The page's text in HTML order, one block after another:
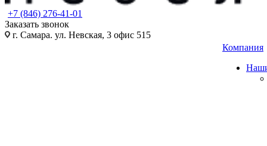
+7 (846) 276-41-01
Заказать звонок
г. Самара. ул. Невская, 3 офис 515
Компания